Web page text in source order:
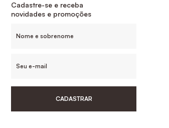
Cadastre-se e receba
novidades e promoções
CADASTRAR